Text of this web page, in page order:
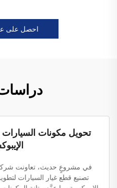
احصل على
تحويل مكونات السيارات
في مشروعٍ حديث، تعاونت
تصنيع قطع غيار السيارات